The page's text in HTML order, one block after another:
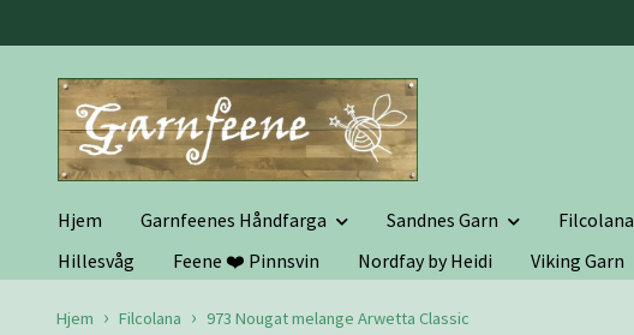
Hjem Garnfeenes Håndfarga Sandnes Garn Filcolana
Hillesvåg
Feene ❤️ Pinnsvin Nordfay by Heidi Viking Garn
Hjem Filcolana 973 Nougat melange Arwetta Classic